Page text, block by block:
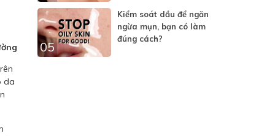
da
05
Kiểm soát dầu để ngăn
ngừa mụn, bạn có làm
đúng cách?